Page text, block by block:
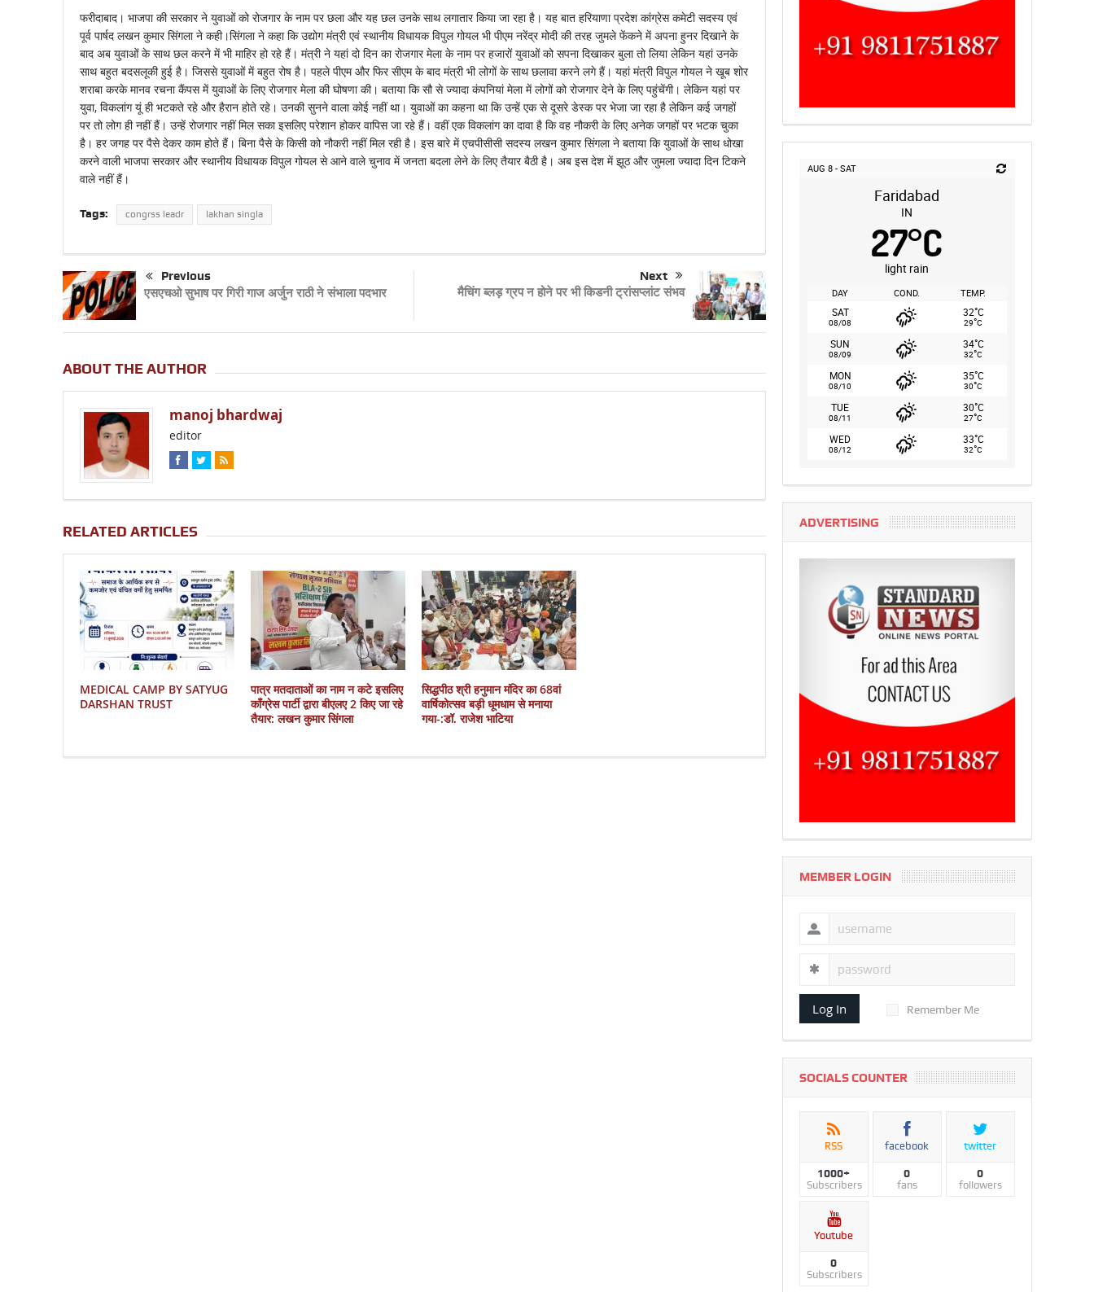
फरीदाबाद। भाजपा की सरकार ने युवाओं को रोजगार के नाम पर छला और यह छल उनके साथ लगातार किया जा रहा है। यह बात हरियाणा प्रदेश कांग्रेस कमेटी सदस्य एवं
पूर्व पार्षद लखन कुमार सिंगला ने कही।सिंगला ने कहा कि उद्योग मंत्री एवं स्थानीय विधायक विपुल गोयल भी पीएम नरेंद्र मोदी की तरह जुमले फेंकने में अपना हुनर दिखाने के
बाद अब युवाओं के साथ छल करने में भी माहिर हो रहे हैं। मंत्री ने यहां दो दिन का रोजगार मेला के नाम पर हजारों युवाओं को सपना दिखाकर बुला तो लिया लेकिन यहां उनके
साथ बहुत बदसलूकी हुई है। जिससे युवाओं में बहुत रोष है। पहले पीएम और फिर सीएम के बाद मंत्री भी लोगों के साथ छलावा करने लगे हैं। यहां मंत्री विपुल गोयल ने खूब शोर
शराबा करके मानव रचना कैंपस में युवाओं के लिए रोजगार मेला की घोषणा की। बताया कि सौ से ज्यादा कंपनियां मेला में लोगों को रोजगार देने के लिए पहुंचेंगी। लेकिन यहां पर
युवा, विकलांग यूं ही भटकते रहे और हैरान होते रहे। उनकी सुनने वाला कोई नहीं था। युवाओं का कहना था कि उन्हें एक से दूसरे डेस्क पर भेजा जा रहा है लेकिन कई जगहों
पर तो लोग ही नहीं हैं। उन्हें रोजगार नहीं मिल सका इसलिए परेशान होकर वापिस जा रहे हैं। वहीं एक विकलांग का दावा है कि वह नौकरी के लिए अनेक जगहों पर भटक चुका
है। हर जगह पर पैसे देकर काम होते हैं। बिना पैसे के किसी को नौकरी नहीं मिल रही है। इस बारे में एचपीसीसी सदस्य लखन कुमार सिंगला ने बताया कि युवाओं के साथ धोखा
करने वाली भाजपा सरकार और स्थानीय विधायक विपुल गोयल से आने वाले चुनाव में जनता बदला लेने के लिए तैयार बैठी है। अब इस देश में झूठ और जुमला ज्यादा दिन टिकने
वाले नहीं हैं।
Tags: congrss leadr lakhan singla
Previous
एसएचओ सुभाष पर गिरी गाज अर्जुन राठी ने संभाला पदभार
Next
मैचिंग ब्लड़ ग्रप न होने पर भी किडनी ट्रांसप्लांट संभव
ABOUT THE AUTHOR
manoj bhardwaj
editor
RELATED ARTICLES
MEDICAL CAMP BY SATYUG
DARSHAN TRUST
पात्र मतदाताओं का नाम न कटे इसलिए
काँग्रेस पार्टी द्वारा बीएलए 2 किए जा रहे
तैयार: लखन कुमार सिंगला
सिद्धपीठ श्री हनुमान मंदिर का 68वां
वार्षिकोत्सव बड़ी धूमधाम से मनाया
गया-:डॉ. राजेश भाटिया
AUG 8 - SAT
Faridabad
IN
27°C
light rain
DAY COND. TEMP.
SAT
08/08
32°C
29°C
SUN
08/09
34°C
32°C
MON
08/10
35°C
30°C
TUE
08/11
30°C
27°C
WED
08/12
33°C
32°C
ADVERTISING
MEMBER LOGIN
Log In Remember Me
SOCIALS COUNTER
RSS
1000+
Subscribers
facebook
0
fans
twitter
0
followers
Youtube
0
Subscribers